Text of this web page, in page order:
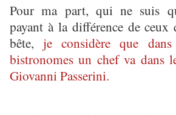
Pour ma part, qui ne suis
payant à la différence de
bête,je considère que
bistronomes un chef va dans
Giovanni Passerini.